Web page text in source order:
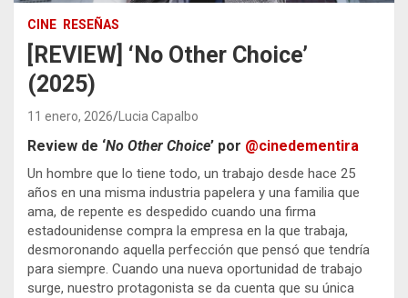
CINE RESEÑAS
[REVIEW] ‘No Other Choice’
(2025)
11 enero, 2026 Lucia Capalbo
Review de ‘No Other Choice’ por @cinedementira
Un hombre que lo tiene todo, un trabajo desde hace 25
años en una misma industria papelera y una familia que
ama, de repente es despedido cuando una firma
estadounidense compra la empresa en la que trabaja,
desmoronando aquella perfección que pensó que tendría
para siempre. Cuando una nueva oportunidad de trabajo
surge, nuestro protagonista se da cuenta que su única